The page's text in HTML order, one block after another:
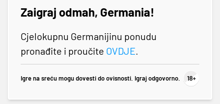
Zaigraj odmah, Germania!
Cjelokupnu Germanijinu ponudu
pronađite i proučite OVDJE.
Igre na sreću mogu dovesti do ovisnosti. Igraj odgovorno.